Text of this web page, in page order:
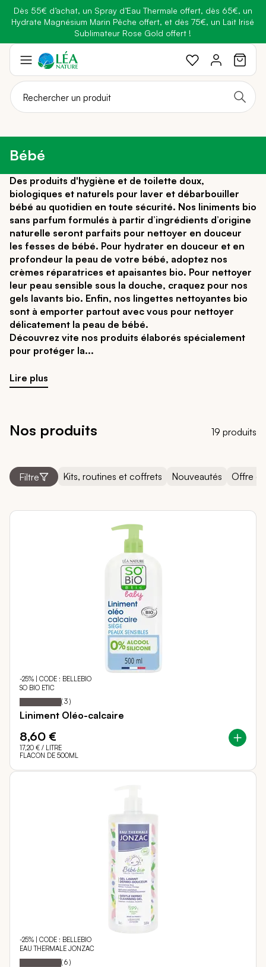
Belle semaine : Profitez de-25% + Livraison offertedès 30€
d'achat avec le codeBELLEBIO
BRADERIE :-40% sur une sélection de produits
Dès 55€ d’achat, un Spray d’Eau Thermale offert, dès 65€, un
Hydrate Magnésium Marin Pêche offert, et dès 75€, un Lait Irisé
Sublimateur Rose Gold offert !
Aller
contenu
Bébé
Des produits d'hygiène et de toilette doux,
biologiques et naturels pour laver et débarbouiller
bébé au quotidien en toute sécurité. Nos liniments bio
sans parfum formulés à partir d’ingrédients d’origine
naturelle seront parfaits pour nettoyer en douceur
les fesses de bébé. Pour hydrater en douceur et en
profondeur la peau de votre bébé, adoptez nos
crèmes réparatrices et apaisantes bio. Pour nettoyer
leur peau sensible sous la douche, craquez pour nos
gels lavants bio. Enfin, nos lingettes nettoyantes bio
sont à emporter partout avec vous pour nettoyer
délicatement la peau de bébé.
Découvrez vite nos produits élaborés spécialement
pour protéger la
Lire plus
19 produits
Nos produits
Filtre Kits, routines et coffrets Nouveautés Offre
-25% | CODE : BELLEBIO
SO BIO ETIC
Notation: 100
% of
( 3 )
Liniment Oléo-calcaire
8,60 €
17,20 € / LITRE
FLACON DE 500ML
-25% | CODE : BELLEBIO
EAU THERMALE JONZAC
Notation: 100
% of
( 6 )